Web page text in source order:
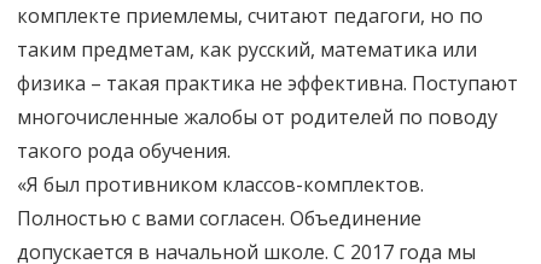
комплекте приемлемы, считают педагоги, но по
таким предметам, как русский, математика или
физика – такая практика не эффективна. Поступают
многочисленные жалобы от родителей по поводу
такого рода обучения.
«Я был противником классов-комплектов.
Полностью с вами согласен. Объединение
допускается в начальной школе. С 2017 года мы